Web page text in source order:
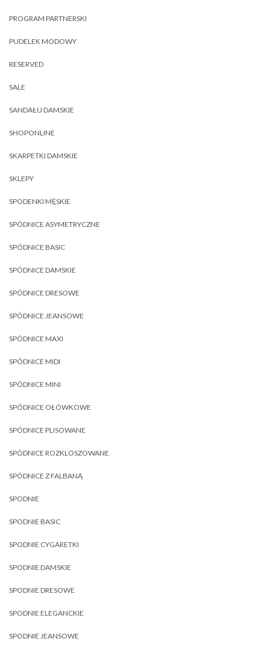
PROGRAM PARTNERSKI
PUDELEK MODOWY
RESERVED
SALE
SANDAŁU DAMSKIE
SHOPONLINE
SKARPETKI DAMSKIE
SKLEPY
SPODENKI MĘSKIE
SPÓDNICE ASYMETRYCZNE
SPÓDNICE BASIC
SPÓDNICE DAMSKIE
SPÓDNICE DRESOWE
SPÓDNICE JEANSOWE
SPÓDNICE MAXI
SPÓDNICE MIDI
SPÓDNICE MINI
SPÓDNICE OŁÓWKOWE
SPÓDNICE PLISOWANE
SPÓDNICE ROZKLOSZOWANE
SPÓDNICE Z FALBANĄ
SPODNIE
SPODNIE BASIC
SPODNIE CYGARETKI
SPODNIE DAMSKIE
SPODNIE DRESOWE
SPODNIE ELEGANCKIE
SPODNIE JEANSOWE